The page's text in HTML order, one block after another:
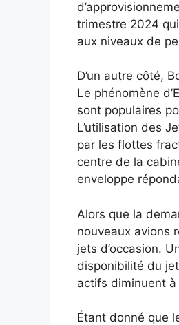
trimestre 2024
aux niveaux de
D’un autre côté,
Le phénomène
sont populaires
L’utilisation des
par les flottes
centre de la
enveloppe
Alors que la
nouveaux avions
jets d’occasion.
disponibilité du
actifs diminuent
Étant donné que